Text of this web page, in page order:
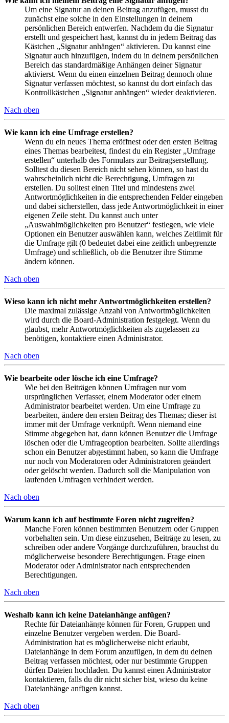
Um eine Signatur an deinen Beitrag anzufügen, musst du
zunächst eine solche in den Einstellungen in deinem
persönlichen Bereich entwerfen. Nachdem du die Signatur
erstellt und gespeichert hast, kannst du in jedem Beitrag das
Kästchen „Signatur anhängen“ aktivieren. Du kannst eine
Signatur auch hinzufügen, indem du in deinem persönlichen
Bereich das standardmäßige Anhängen deiner Signatur
aktivierst. Wenn du einen einzelnen Beitrag dennoch ohne
Signatur verfassen möchtest, so kannst du dort einfach das
Kontrollkästchen „Signatur anhängen“ wieder deaktivieren.
Nach oben
Wie kann ich eine Umfrage erstellen?
Wenn du ein neues Thema eröffnest oder den ersten Beitrag
eines Themas bearbeitest, findest du ein Register „Umfrage
erstellen“ unterhalb des Formulars zur Beitragserstellung.
Solltest du diesen Bereich nicht sehen können, so hast du
wahrscheinlich nicht die Berechtigung, Umfragen zu
erstellen. Du solltest einen Titel und mindestens zwei
Antwortmöglichkeiten in die entsprechenden Felder eingeben
und dabei sicherstellen, dass jede Antwortmöglichkeit in einer
eigenen Zeile steht. Du kannst auch unter
„Auswahlmöglichkeiten pro Benutzer“ festlegen, wie viele
Optionen ein Benutzer auswählen kann, welches Zeitlimit für
die Umfrage gilt (0 bedeutet dabei eine zeitlich unbegrenzte
Umfrage) und schließlich, ob die Benutzer ihre Stimme
ändern können.
Nach oben
Wieso kann ich nicht mehr Antwortmöglichkeiten erstellen?
Die maximal zulässige Anzahl von Antwortmöglichkeiten
wird durch die Board-Administration festgelegt. Wenn du
glaubst, mehr Antwortmöglichkeiten als zugelassen zu
benötigen, kontaktiere einen Administrator.
Nach oben
Wie bearbeite oder lösche ich eine Umfrage?
Wie bei den Beiträgen können Umfragen nur vom
ursprünglichen Verfasser, einem Moderator oder einem
Administrator bearbeitet werden. Um eine Umfrage zu
bearbeiten, ändere den ersten Beitrag des Themas; dieser ist
immer mit der Umfrage verknüpft. Wenn niemand eine
Stimme abgegeben hat, dann können Benutzer die Umfrage
löschen oder die Umfrageoption bearbeiten. Sollte allerdings
schon ein Benutzer abgestimmt haben, so kann die Umfrage
nur noch von Moderatoren oder Administratoren geändert
oder gelöscht werden. Dadurch soll die Manipulation von
laufenden Umfragen verhindert werden.
Nach oben
Warum kann ich auf bestimmte Foren nicht zugreifen?
Manche Foren können bestimmten Benutzern oder Gruppen
vorbehalten sein. Um diese einzusehen, Beiträge zu lesen, zu
schreiben oder andere Vorgänge durchzuführen, brauchst du
möglicherweise besondere Berechtigungen. Frage einen
Moderator oder Administrator nach entsprechenden
Berechtigungen.
Nach oben
Weshalb kann ich keine Dateianhänge anfügen?
Rechte für Dateianhänge können für Foren, Gruppen und
einzelne Benutzer vergeben werden. Die Board-
Administration hat es möglicherweise nicht erlaubt,
Dateianhänge in dem Forum anzufügen, in dem du deinen
Beitrag verfassen möchtest, oder nur bestimmte Gruppen
dürfen Dateien hochladen. Du kannst einen Administrator
kontaktieren, falls du dir nicht sicher bist, wieso du keine
Dateianhänge anfügen kannst.
Nach oben